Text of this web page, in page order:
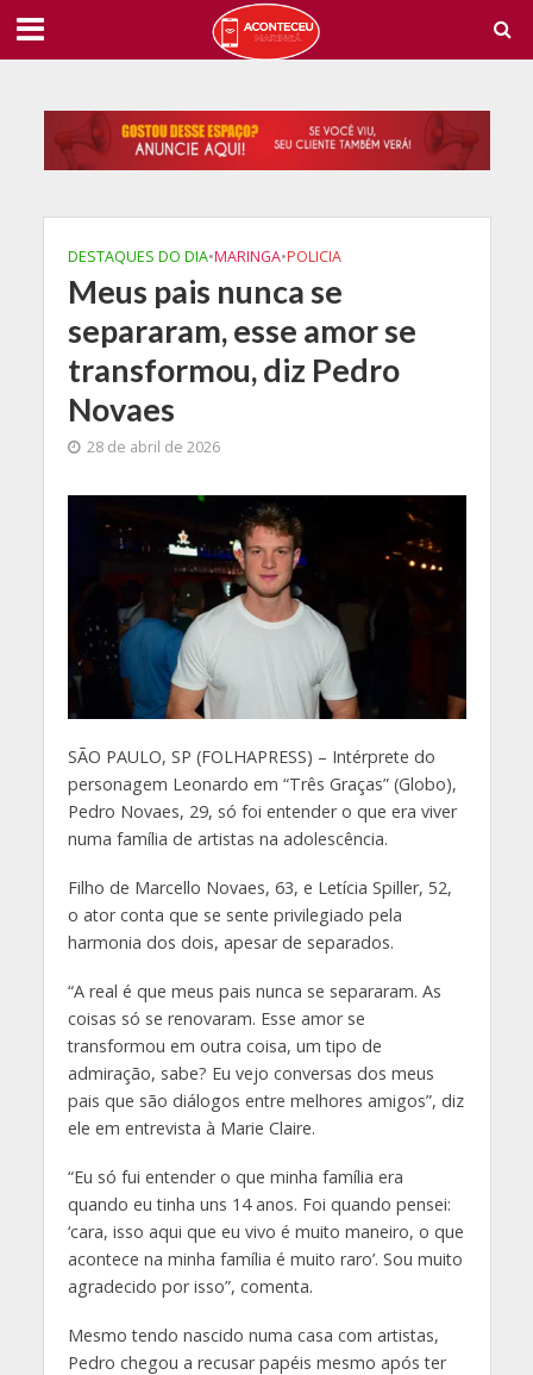
DESTAQUES DO DIA•MARINGA•POLICIA
Meus pais nunca se
separaram, esse amor se
transformou, diz Pedro
Novaes
28 de abril de 2026
SÃO PAULO, SP (FOLHAPRESS) – Intérprete do
personagem Leonardo em “Três Graças” (Globo),
Pedro Novaes, 29, só foi entender o que era viver
numa família de artistas na adolescência.
Filho de Marcello Novaes, 63, e Letícia Spiller, 52,
o ator conta que se sente privilegiado pela
harmonia dos dois, apesar de separados.
“A real é que meus pais nunca se separaram. As
coisas só se renovaram. Esse amor se
transformou em outra coisa, um tipo de
admiração, sabe? Eu vejo conversas dos meus
pais que são diálogos entre melhores amigos”, diz
ele em entrevista à Marie Claire.
“Eu só fui entender o que minha família era
quando eu tinha uns 14 anos. Foi quando pensei:
‘cara, isso aqui que eu vivo é muito maneiro, o que
acontece na minha família é muito raro’. Sou muito
agradecido por isso”, comenta.
Mesmo tendo nascido numa casa com artistas,
Pedro chegou a recusar papéis mesmo após ter